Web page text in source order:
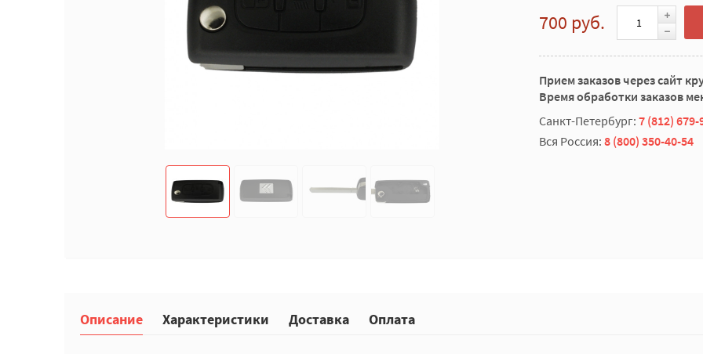
700 руб.
Прием заказов через сайт
Время обработки заказов
Санкт-Петербург: 7 (812) 679-
Вся Россия: 8 (800) 350-40-54
Описание Характеристики Доставка Оплата